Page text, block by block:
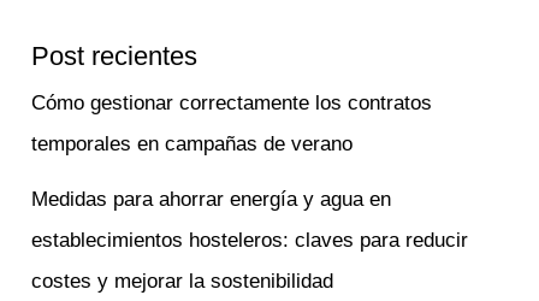
Post recientes
Cómo gestionar correctamente los contratos
temporales en campañas de verano
Medidas para ahorrar energía y agua en
establecimientos hosteleros: claves para reducir
costes y mejorar la sostenibilidad